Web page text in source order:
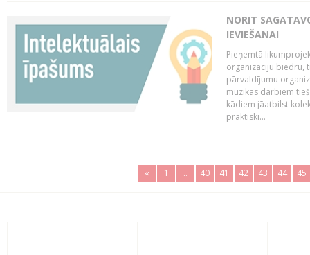
NORIT
IEVIEŠANAI
Pieņemtā
organizāciju biedru,
pārvaldījumu
mūzikas darbiem
kādiem jāatbilst
praktiski...
« 1 .. 40 41 42 43 44 45